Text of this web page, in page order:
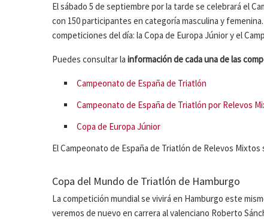
El sábado 5 de septiembre por la tarde se celebrará el
con 150 participantes en categoría masculina y
competiciones del día: la Copa de Europa Júnior y el
Puedes consultar la información de cada una de las
Campeonato de España de Triatlón
Campeonato de España de Triatlón por Relevos
Copa de Europa Júnior
El Campeonato de España de Triatlón de Relevos
Copa del Mundo de Triatlón de Hamburgo
La competición mundial se vivirá en Hamburgo este
veremos de nuevo en carrera al valenciano Roberto